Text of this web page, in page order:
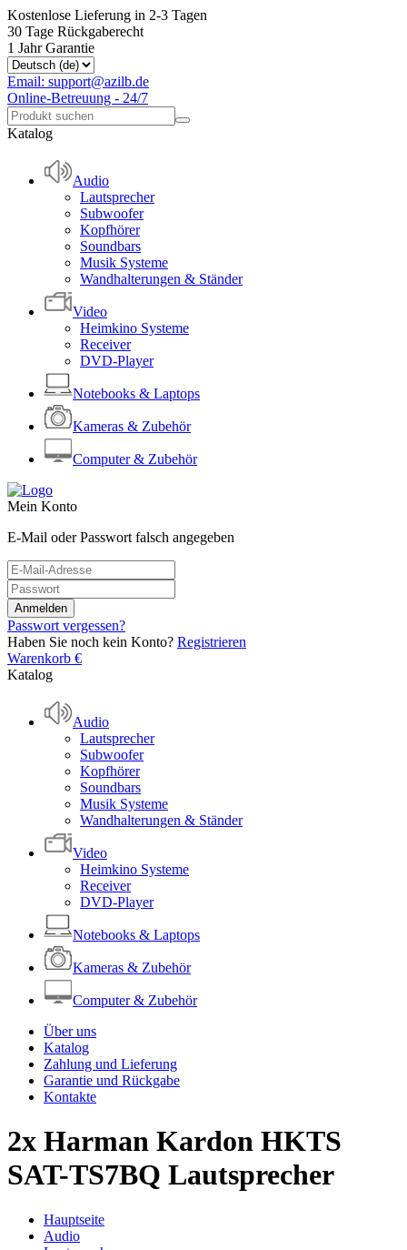
Kostenlose Lieferung in 2-3 Tagen
30 Tage Rückgaberecht
1 Jahr Garantie
Email: support@azilb.de
Online-Betreuung - 24/7
Katalog
Audio
Lautsprecher
Subwoofer
Kopfhörer
Soundbars
Musik Systeme
Wandhalterungen & Ständer
Video
Heimkino Systeme
Receiver
DVD-Player
Notebooks & Laptops
Kameras & Zubehör
Computer & Zubehör
Mein Konto
E-Mail oder Passwort falsch angegeben
Passwort vergessen?
Haben Sie noch kein Konto? Registrieren
Warenkorb €
Katalog
Audio
Lautsprecher
Subwoofer
Kopfhörer
Soundbars
Musik Systeme
Wandhalterungen & Ständer
Video
Heimkino Systeme
Receiver
DVD-Player
Notebooks & Laptops
Kameras & Zubehör
Computer & Zubehör
Über uns
Katalog
Zahlung und Lieferung
Garantie und Rückgabe
Kontakte
2x Harman Kardon HKTS
SAT-TS7BQ Lautsprecher
Hauptseite
Audio